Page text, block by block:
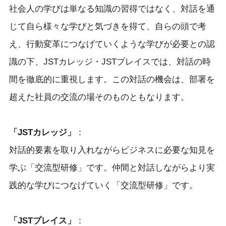
社会人の学びは単なる知識の習得ではなく、対話を通
じて自ら様々な学びと気づきを得て、自らの頭で考
え、行動変革につなげていくような学びが必要との認
識の下、JSTカレッジ・JSTプレイスでは、対話の時
間を徹底的に重視します。この対話の機会は、部署を
超えた社員の交流の場そのものともなります。
「JSTカレッジ」
：
対話的要素を取り入れながらビジネスに必要な知見を
学ぶ「交流型研修」です。仲間と対話しながらより実
践的な学びにつなげていく「交流型研修」です。
「JSTプレイス」
：